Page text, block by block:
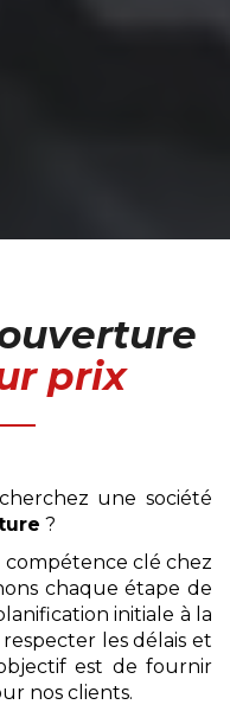
prix
une société
?
clé chez
chaque étape de
initiale à la
les délais et
est de fournir
nos clients.